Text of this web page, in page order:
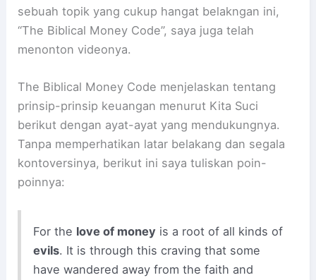
sebuah topik yang cukup hangat belakngan ini,
“The Biblical Money Code”, saya juga telah
menonton videonya.
The Biblical Money Code menjelaskan tentang
prinsip-prinsip keuangan menurut Kita Suci
berikut dengan ayat-ayat yang mendukungnya.
Tanpa memperhatikan latar belakang dan segala
kontoversinya, berikut ini saya tuliskan poin-
poinnya:
For the love of moneyis a root of all kinds of
evils. It is through this craving that some
have wandered away from the faith and